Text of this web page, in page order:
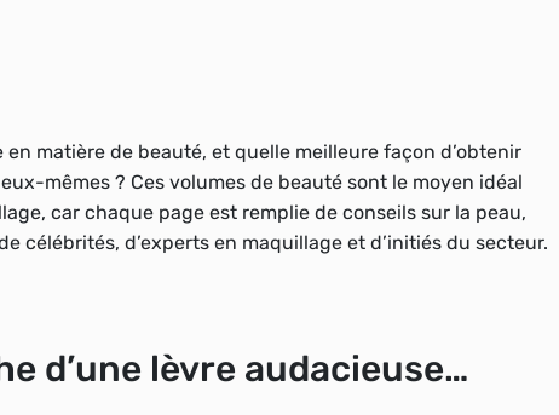
en matière de beauté, et quelle meilleure façon d’obtenir
mêmes ? Ces volumes de beauté sont le moyen idéal
car chaque page est remplie de conseils sur la peau,
célébrités, d’experts en maquillage et d’initiés du secteur.
d’une lèvre audacieuse…